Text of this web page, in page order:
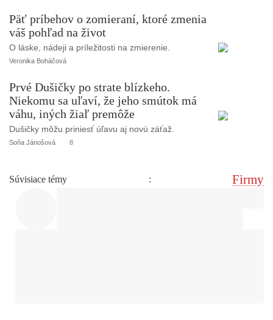
Päť príbehov o zomieraní, ktoré zmenia
váš pohľad na život
O láske, nádeji a príležitosti na zmierenie.
Veronika Boháčová
Prvé Dušičky po strate blízkeho.
Niekomu sa uľaví, že jeho smútok má
váhu, iných žiaľ premôže
Dušičky môžu priniesť úľavu aj novú záťaž.
Soňa Jánošová 8
Súvisiace témy : Firmy